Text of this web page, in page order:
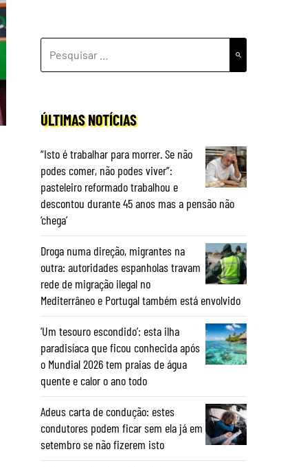
POR:
ÚLTIMAS NOTÍCIAS
“Isto é trabalhar para morrer. Se não
podes comer, não podes viver”:
pasteleiro reformado trabalhou e
descontou durante 45 anos mas a pensão não
‘chega’
Droga numa direção, migrantes na
outra: autoridades espanholas travam
rede de migração ilegal no
Mediterrâneo e Portugal também está envolvido
‘Um tesouro escondido’: esta ilha
paradisíaca que ficou conhecida após
o Mundial 2026 tem praias de água
quente e calor o ano todo
Adeus carta de condução: estes
condutores podem ficar sem ela já em
setembro se não fizerem isto